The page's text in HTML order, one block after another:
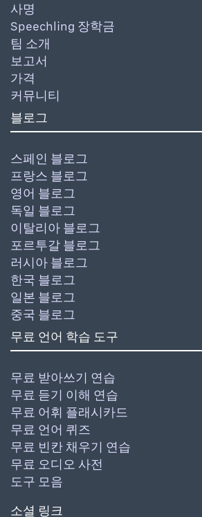
사명
Speechling 장학금
팀 소개
보고서
가격
커뮤니티
블로그
스페인 블로그
프랑스 블로그
영어 블로그
독일 블로그
이탈리아 블로그
포르투갈 블로그
러시아 블로그
한국 블로그
일본 블로그
중국 블로그
무료 언어 학습 도구
무료 받아쓰기 연습
무료 듣기 이해 연습
무료 어휘 플래시카드
무료 언어 퀴즈
무료 빈칸 채우기 연습
무료 오디오 사전
도구 모음
소셜 링크